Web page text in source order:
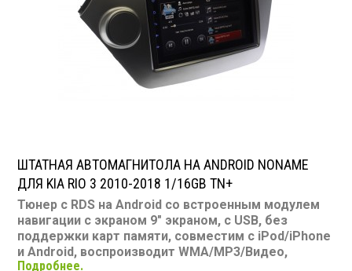
Bluetooth: есть
Съемная панель: нет
RCA (линейные) выходы: 3 пары
Мощность 40 Вт х 4
ШТАТНАЯ АВТОМАГНИТОЛА НА ANDROID NONAME
ДЛЯ KIA RIO 3 2010-2018 1/16GB TN+
Тюнер с RDS на Android со встроенным модулем
навигации с экраном 9" экраном, с USB, без
поддержки карт памяти, совместим с iPod/iPhone
и Android, воспроизводит WMA/MP3/Видео,
наличие Bluetooth, подключение камеры заднего
Подробнее.